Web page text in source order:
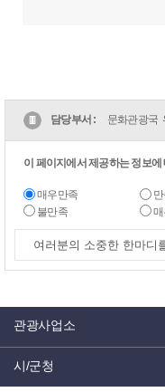
담당부서 : 문화관광국
이 페이지에서 제공하는 정보
매우만족
불만족
관광사업소
시/군청